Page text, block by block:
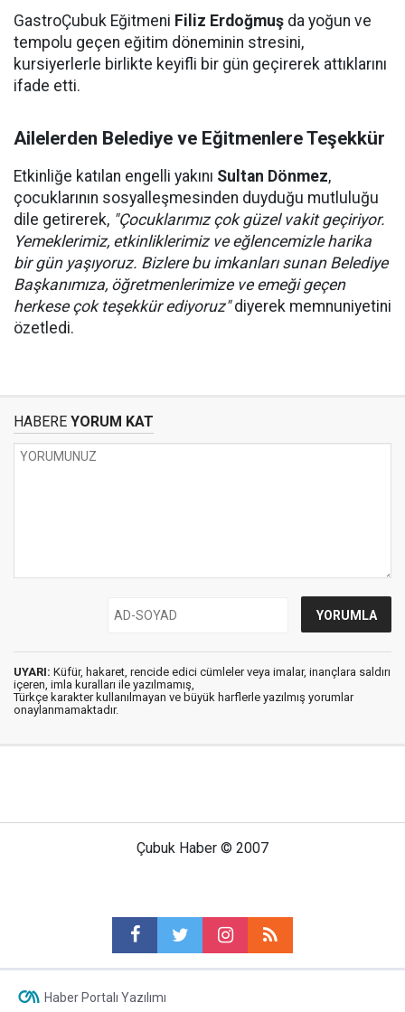
GastroÇubuk Eğitmeni Filiz Erdoğmuş da yoğun ve
tempolu geçen eğitim döneminin stresini,
kursiyerlerle birlikte keyifli bir gün geçirerek attıklarını
ifade etti.
Ailelerden Belediye ve Eğitmenlere Teşekkür
Etkinliğe katılan engelli yakını Sultan Dönmez,
çocuklarının sosyalleşmesinden duyduğu mutluluğu
dile getirerek, "Çocuklarımız çok güzel vakit geçiriyor.
Yemeklerimiz, etkinliklerimiz ve eğlencemizle harika
bir gün yaşıyoruz. Bizlere bu imkanları sunan Belediye
Başkanımıza, öğretmenlerimize ve emeği geçen
herkese çok teşekkür ediyoruz"diyerek memnuniyetini
özetledi.
HABERE YORUM KAT
UYARI: Küfür, hakaret, rencide edici cümleler veya imalar, inançlara saldırı
içeren, imla kuralları ile yazılmamış,
Türkçe karakter kullanılmayan ve büyük harflerle yazılmış yorumlar
onaylanmamaktadır.
Çubuk Haber © 2007
Haber Portalı Yazılımı